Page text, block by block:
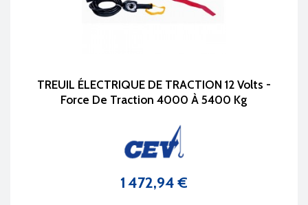
TREUIL ÉLECTRIQUE DE TRACTION 12 Volts -
Force De Traction 4000 À 5400 Kg
Prix
1 472,94 €